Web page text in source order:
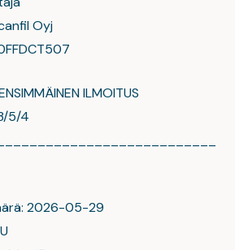
Oyj
ILMOITUS
5/4
2026-05-29